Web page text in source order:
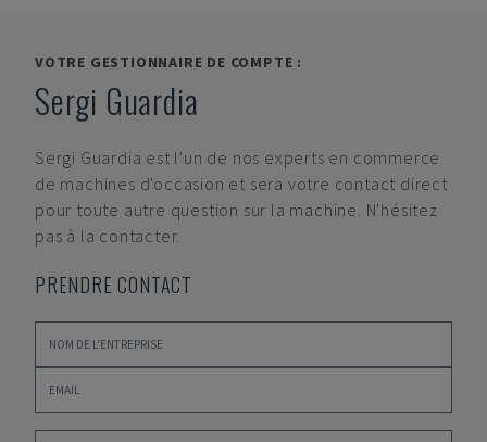
VOTRE GESTIONNAIRE DE COMPTE :
Sergi Guardia
Sergi Guardia est l'un de nos experts en commerce
de machines d'occasion et sera votre contact direct
pour toute autre question sur la machine. N'hésitez
pas à la contacter.
PRENDRE CONTACT